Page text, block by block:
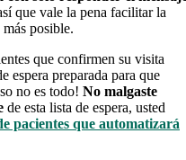
que vale la pena facilitar la
posible.
que confirmen su visita
espera preparada para que
no es todo! No malgaste
de esta lista de espera, usted
pacientes que automatizará